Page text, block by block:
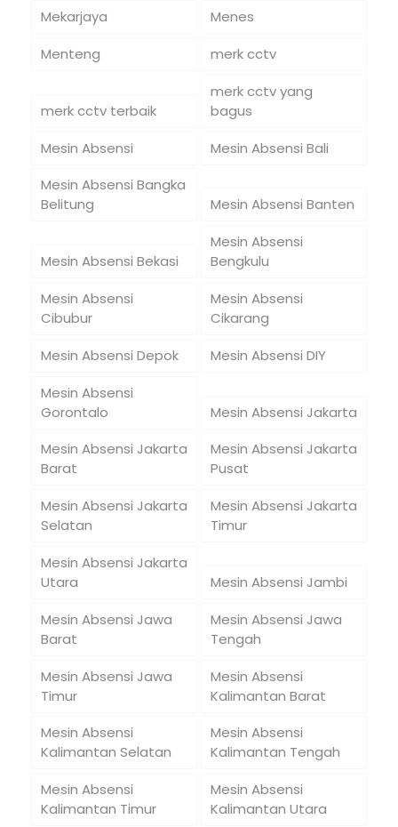
Mekarjaya
Menes
Menteng
merk cctv
merk cctv terbaik
merk cctv yang
bagus
Mesin Absensi
Mesin Absensi Bali
Mesin Absensi Bangka
Belitung
Mesin Absensi Banten
Mesin Absensi Bekasi
Mesin Absensi
Bengkulu
Mesin Absensi
Cibubur
Mesin Absensi
Cikarang
Mesin Absensi Depok
Mesin Absensi DIY
Mesin Absensi
Gorontalo
Mesin Absensi Jakarta
Mesin Absensi Jakarta
Barat
Mesin Absensi Jakarta
Pusat
Mesin Absensi Jakarta
Selatan
Mesin Absensi Jakarta
Timur
Mesin Absensi Jakarta
Utara
Mesin Absensi Jambi
Mesin Absensi Jawa
Barat
Mesin Absensi Jawa
Tengah
Mesin Absensi Jawa
Timur
Mesin Absensi
Kalimantan Barat
Mesin Absensi
Kalimantan Selatan
Mesin Absensi
Kalimantan Tengah
Mesin Absensi
Kalimantan Timur
Mesin Absensi
Kalimantan Utara